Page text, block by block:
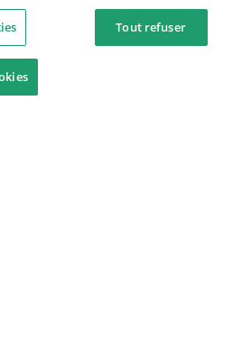
Tout refuser